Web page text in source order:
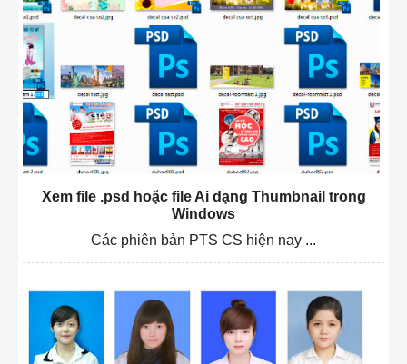
Xem file .psd hoặc file Ai dạng Thumbnail trong
Windows
Các phiên bản PTS CS hiện nay ...